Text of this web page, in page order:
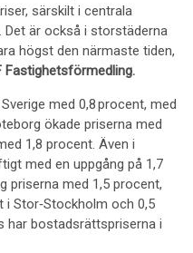
särskilt i centrala
är också i storstäderna
högst den närmaste tiden,
Fastighetsförmedling.
med 0,8 procent, med
ökade priserna med
1,8 procent. Även i
med en uppgång på 1,7
priserna med 1,5 procent,
i Stor‑Stockholm och 0,5
har bostadsrättspriserna i